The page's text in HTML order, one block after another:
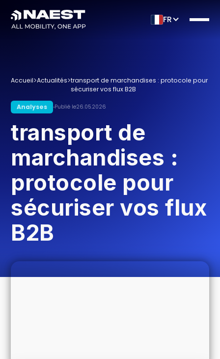
FR
Accueil>Actualités>transport de marchandises : protocole pour
sécuriser vos flux B2B
Analyses ·Publié le26.05.2026
transport de
marchandises :
protocole pour
sécuriser vos flux
B2B